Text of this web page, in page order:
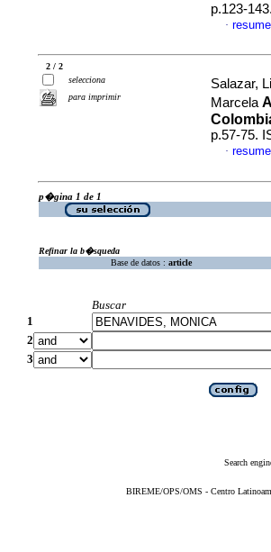
p.123-
·
2 / 2
selecciona
para imprimir
Salazar,
Marcela
p.57-75.
·
p�gina 1 de 1
Refinar la b�squeda
Base de datos : article
Buscar
1
2
3
Search
BIREME/OPS/OMS - Centro